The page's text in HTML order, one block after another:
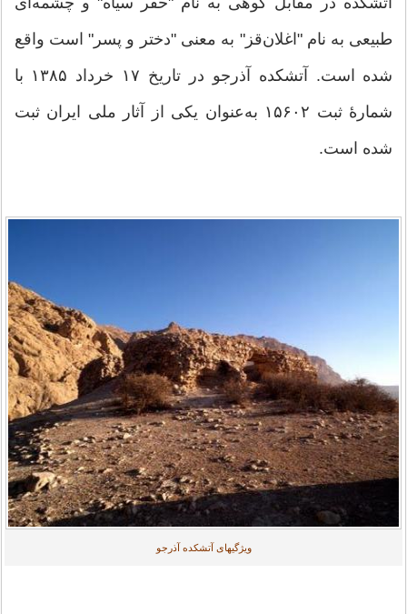
طبیعی به نام "اغلان‌قز" به معنی "دختر و پسر" است واقع
شده است. آتشکده آذرجو در تاریخ ۱۷ خرداد ۱۳۸۵ با
شمارهٔ ثبت ۱۵۶۰۲ به‌عنوان یکی از آثار ملی ایران ثبت
شده است.
ویژگیهای آتشکده آذرجو